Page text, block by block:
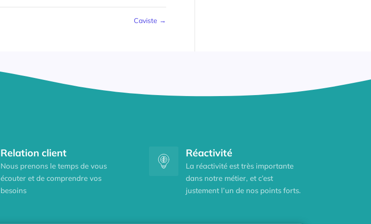
Caviste →
Relation client
Nous prenons le temps de vous
écouter et de comprendre vos
besoins
Réactivité
La réactivité est très importante
dans notre métier, et c’est
justement l’un de nos points forts.